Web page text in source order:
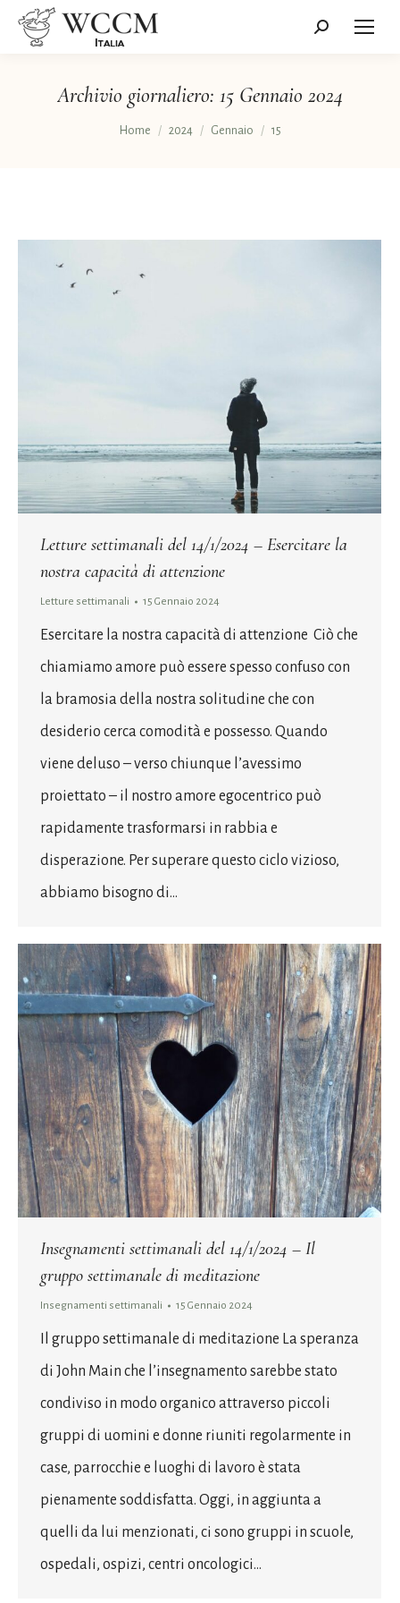
Cerca:
Archivio giornaliero: 15 Gennaio 2024
Tu sei qui:
Home 2024 Gennaio 15
Letture settimanali del 14/1/2024 – Esercitare la
nostra capacità di attenzione
Letture settimanali 15 Gennaio 2024
Esercitare la nostra capacità di attenzione Ciò che
chiamiamo amore può essere spesso confuso con
la bramosia della nostra solitudine che con
desiderio cerca comodità e possesso. Quando
viene deluso – verso chiunque l’avessimo
proiettato – il nostro amore egocentrico può
rapidamente trasformarsi in rabbia e
disperazione. Per superare questo ciclo vizioso,
abbiamo bisogno di…
Insegnamenti settimanali del 14/1/2024 – Il
gruppo settimanale di meditazione
Insegnamenti settimanali 15 Gennaio 2024
Il gruppo settimanale di meditazione La speranza
di John Main che l’insegnamento sarebbe stato
condiviso in modo organico attraverso piccoli
gruppi di uomini e donne riuniti regolarmente in
case, parrocchie e luoghi di lavoro è stata
pienamente soddisfatta. Oggi, in aggiunta a
quelli da lui menzionati, ci sono gruppi in scuole,
ospedali, ospizi, centri oncologici…